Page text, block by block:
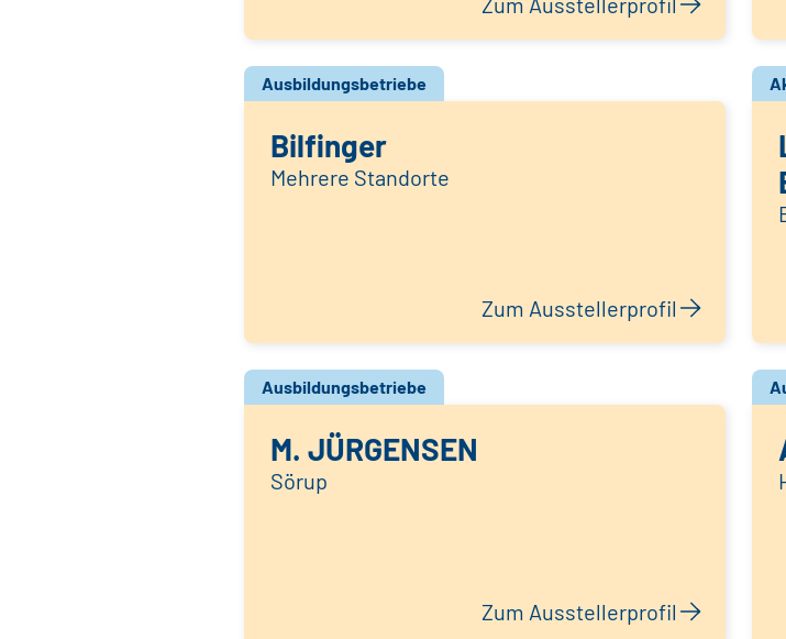
Ausbildungsbetriebe
Bilfinger
Mehrere Standorte
Zum Ausstellerprofil
Ausbildungsbetriebe
M. JÜRGENSEN
Sörup
Zum Ausstellerprofil